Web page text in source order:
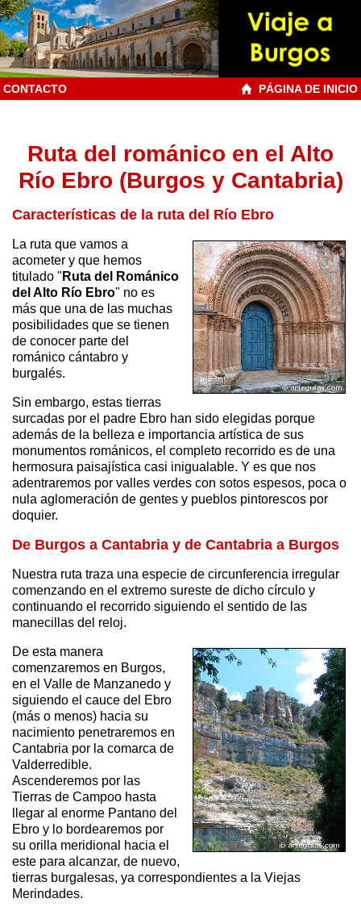
CONTACTO PÁGINA DE INICIO
Ruta del románico en el Alto
Río Ebro (Burgos y Cantabria)
Características de la ruta del Río Ebro
La ruta que vamos a
acometer y que hemos
titulado " Ruta del Románico
del Alto Río Ebro" no es
más que una de las muchas
posibilidades que se tienen
de conocer parte del
románico cántabro y
burgalés.
Sin embargo, estas tierras
surcadas por el padre Ebro han sido elegidas porque
además de la belleza e importancia artística de sus
monumentos románicos, el completo recorrido es de una
hermosura paisajística casi inigualable. Y es que nos
adentraremos por valles verdes con sotos espesos, poca o
nula aglomeración de gentes y pueblos pintorescos por
doquier.
De Burgos a Cantabria y de Cantabria a Burgos
Nuestra ruta traza una especie de circunferencia irregular
comenzando en el extremo sureste de dicho círculo y
continuando el recorrido siguiendo el sentido de las
manecillas del reloj.
De esta manera
comenzaremos en Burgos,
en el Valle de Manzanedo y
siguiendo el cauce del Ebro
(más o menos) hacia su
nacimiento penetraremos en
Cantabria por la comarca de
Valderredible.
Ascenderemos por las
Tierras de Campoo hasta
llegar al enorme Pantano del
Ebro y lo bordearemos por
su orilla meridional hacia el
este para alcanzar, de nuevo,
tierras burgalesas, ya correspondientes a la Viejas
Merindades.